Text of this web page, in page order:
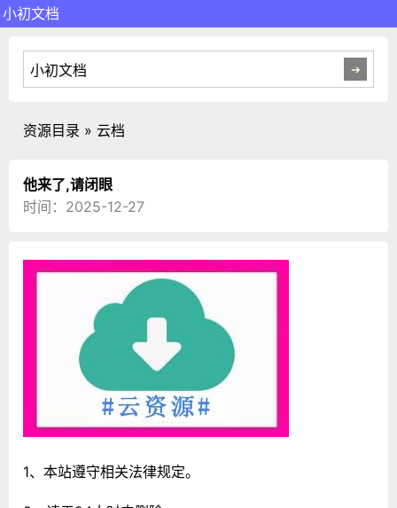
小初文档
资源目录 » 云档
他来了,请闭眼
时间：2025-12-27
1、本站遵守相关法律规定。